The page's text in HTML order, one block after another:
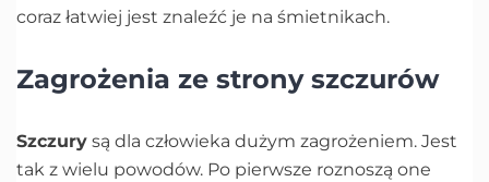
coraz łatwiej jest znaleźć je na śmietnikach.
Zagrożenia ze strony szczurów
Szczury są dla człowieka dużym zagrożeniem. Jest
tak z wielu powodów. Po pierwsze roznoszą one